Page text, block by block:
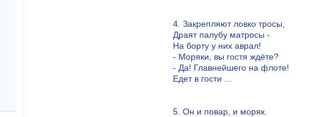
4. Закрепляют ловко тросы,
Драят палубу матросы -
На борту у них аврал!
- Моряки, вы гостя ждёте?
- Да! Главнейшего на флоте!
Едет в гости ...
5. Он и повар, и моряк.